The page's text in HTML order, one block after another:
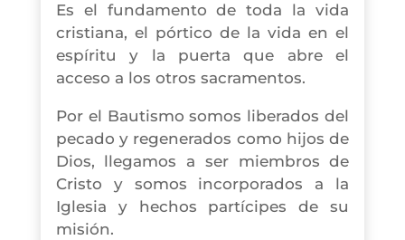
Es el fundamento de toda la vida
cristiana, el pórtico de la vida en el
espíritu y la puerta que abre el
acceso a los otros sacramentos.
Por el Bautismo somos liberados del
pecado y regenerados como hijos de
Dios, llegamos a ser miembros de
Cristo y somos incorporados a la
Iglesia y hechos partícipes de su
misión.